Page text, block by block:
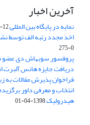
آخرین اخبار
نمایه در پایگاه بین المللی DOAJ12
اخذ مجدد رتبه الف توسط
0-275
پروفسور سوبهاش دی عضو
دریافت جایزه هانس آلبرت
فراخوان پذیرش مقالات به
انتخاب و معرفی داور
هیدرولیک1398-04-01